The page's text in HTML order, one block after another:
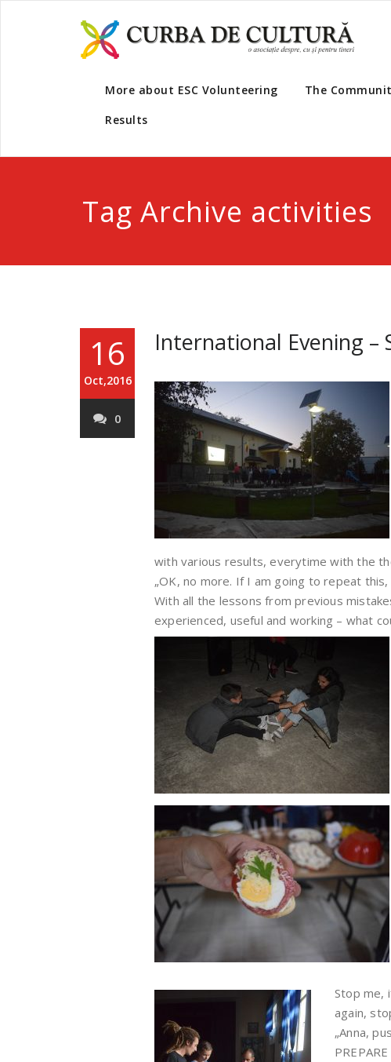
More about ESC Volunteering The
Results
Tag Archive activities
16
Oct,2016
0
International Evening –
with various results, everytime with the
„OK, no more. If I am going to repeat
With all the lessons from previous
experienced, useful and working – what
Stop me,
again,
„Anna,